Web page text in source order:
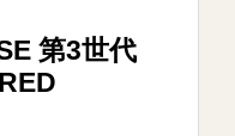
第3世代